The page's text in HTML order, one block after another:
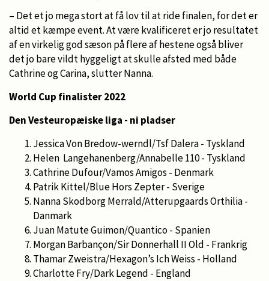
– Det et jo mega stort at få lov til at ride finalen, for det er
altid et kæmpe event. At være kvalificeret er jo resultatet
af en virkelig god sæson på flere af hestene også bliver
det jo bare vildt hyggeligt at skulle afsted med både
Cathrine og Carina, slutter Nanna.
World Cup finalister 2022
Den Vesteuropæiske liga - ni pladser
Jessica Von Bredow-werndl/Tsf Dalera - Tyskland
Helen Langehanenberg/Annabelle 110 - Tyskland
Cathrine Dufour/Vamos Amigos - Denmark
Patrik Kittel/Blue Hors Zepter - Sverige
Nanna Skodborg Merrald/Atterupgaards Orthilia -
Danmark
Juan Matute Guimon/Quantico - Spanien
Morgan Barbançon/Sir Donnerhall II Old - Frankrig
Thamar Zweistra/Hexagon’s Ich Weiss - Holland
Charlotte Fry/Dark Legend - England